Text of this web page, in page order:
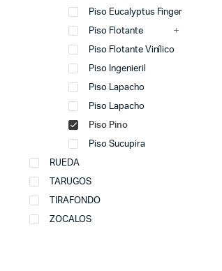
Piso Eucalyptus Finger
Piso Flotante
Piso Flotante Vinílico
Piso Ingenieril
Piso Lapacho
Piso Lapacho
Piso Pino
Piso Sucupira
RUEDA
TARUGOS
TIRAFONDO
ZOCALOS